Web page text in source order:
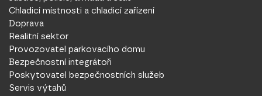
Chladicí místnosti a chladicí zařízení
Doprava
Realitní sektor
Provozovatel parkovacího domu
Bezpečnostní integrátoři
Poskytovatel bezpečnostních služeb
Servis výtahů